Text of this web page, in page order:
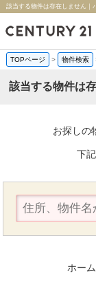
該当する物件は存在しません｜
TOPページ > 物件検索
該当する物件は
お探しの
下
ホー